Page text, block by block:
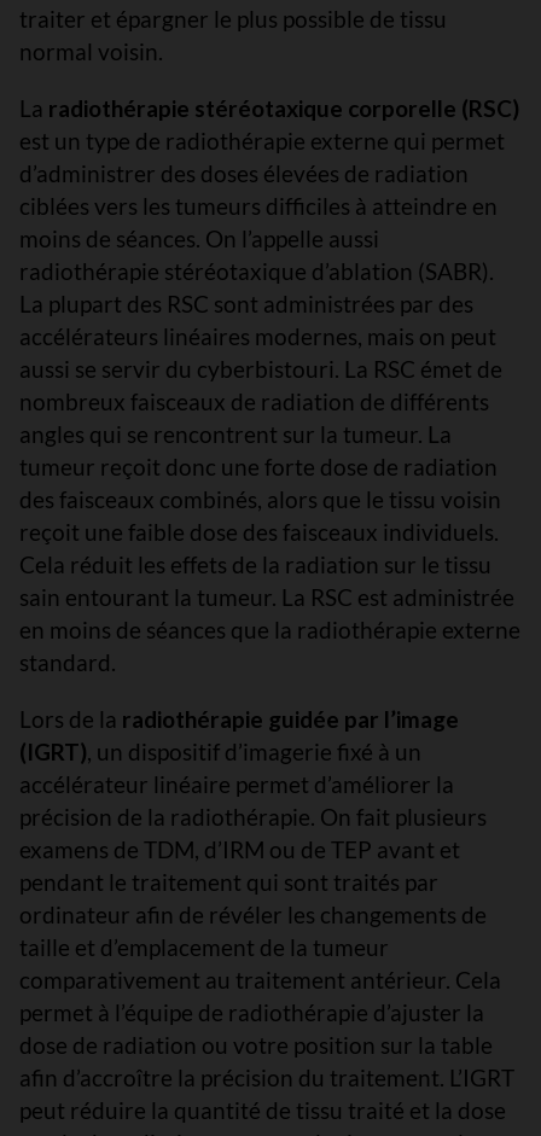
traiter et épargner le plus possible de tissu
normal voisin.
La radiothérapie stéréotaxique corporelle (RSC)
est un type de radiothérapie externe qui permet
d’administrer des doses élevées de radiation
ciblées vers les tumeurs difficiles à atteindre en
moins de séances. On l’appelle aussi
radiothérapie stéréotaxique d’ablation (SABR).
La plupart des RSC sont administrées par des
accélérateurs linéaires modernes, mais on peut
aussi se servir du cyberbistouri. La RSC émet de
nombreux faisceaux de radiation de différents
angles qui se rencontrent sur la tumeur. La
tumeur reçoit donc une forte dose de radiation
des faisceaux combinés, alors que le tissu voisin
reçoit une faible dose des faisceaux individuels.
Cela réduit les effets de la radiation sur le tissu
sain entourant la tumeur. La RSC est administrée
en moins de séances que la radiothérapie externe
standard.
Lors de la radiothérapie guidée par l’image
(IGRT), un dispositif d’imagerie fixé à un
accélérateur linéaire permet d’améliorer la
précision de la radiothérapie. On fait plusieurs
examens de TDM, d’IRM ou de TEP avant et
pendant le traitement qui sont traités par
ordinateur afin de révéler les changements de
taille et d’emplacement de la tumeur
comparativement au traitement antérieur. Cela
permet à l’équipe de radiothérapie d’ajuster la
dose de radiation ou votre position sur la table
afin d’accroître la précision du traitement. L’IGRT
peut réduire la quantité de tissu traité et la dose